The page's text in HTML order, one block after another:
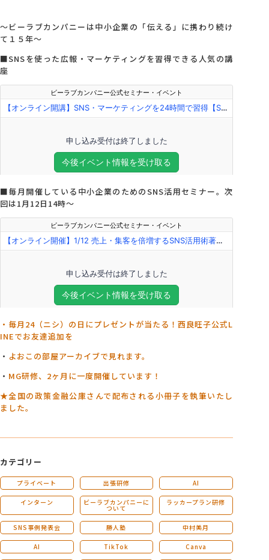
～ビーラブカンパニーは中小企業の「伝える」に携わり続け
て１５年～
■SNSを使った広報・マーケティングを習得できる人気の講
座
■毎月開催している中小企業のためのSNS活用セミナー。次
回は1月12日14時～
・毎月24（ニシ）の日にプレゼントが当たる！西良旺子公式L
INEでお友達追加を
・ よおこの部屋アーカイブで見れます。
・ MG研修、2ヶ月に一度開催しています！
★全国の政策金融公庫さんで配布される小冊子を執筆いたし
ました。
カテゴリー
プライベート 出張研修 AI
インターン ビーラブカンパニーに
ついて
ラッカープラン研修
SNS事例発表会 勝人塾 中村美月
AI TikTok Canva